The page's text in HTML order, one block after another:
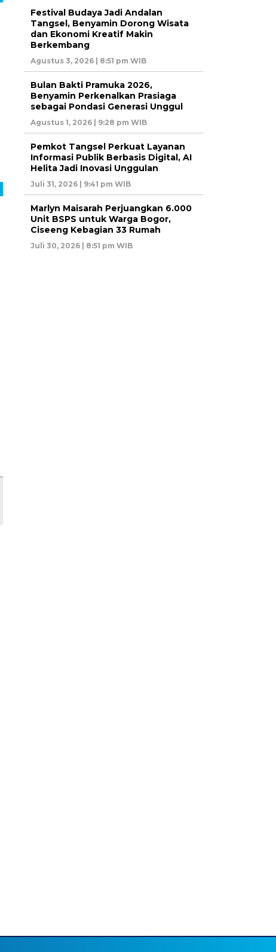
Festival Budaya Jadi Andalan
Tangsel, Benyamin Dorong Wisata
dan Ekonomi Kreatif Makin
Berkembang
Agustus 3, 2026 | 8:51 pm WIB
Bulan Bakti Pramuka 2026,
Benyamin Perkenalkan Prasiaga
sebagai Pondasi Generasi Unggul
Agustus 1, 2026 | 9:28 pm WIB
Pemkot Tangsel Perkuat Layanan
Informasi Publik Berbasis Digital, AI
Helita Jadi Inovasi Unggulan
Juli 31, 2026 | 9:41 pm WIB
Marlyn Maisarah Perjuangkan 6.000
Unit BSPS untuk Warga Bogor,
Ciseeng Kebagian 33 Rumah
Juli 30, 2026 | 8:51 pm WIB